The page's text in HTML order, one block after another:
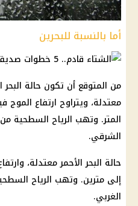
أما بالنسبة للبحرين
من المتوقع أن تكون حالة
معتدلة، ويتراوح ارتفاع الموج
المتر. وتهب الرياح السطحية
الشرقي.
حالة البحر الأحمر معتدلة،
إلى مترين. وتهب الرياح
الغربي.